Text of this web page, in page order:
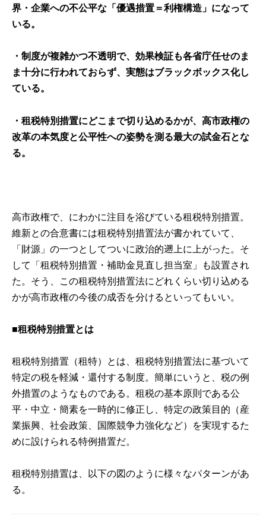
界・企業への不公平な「優遇措置＝利権構造」になって
いる。
・制度が複雑かつ不透明で、効果検証も各省庁任せのま
ま十分に行われておらず、実態はブラックボックス化し
ている。
・租税特別措置にどこまで切り込めるかが、高市政権の
改革の本気度と公平性への姿勢を測る最大の試金石とな
る。
高市政権で、にわかに注目を浴びている租税特別措置。
維新との合意書には租税特別措置法が書かれていて、
「財源」の一つとしてついに政治的遡上に上がった。そ
して「租税特別措置・補助金見直し担当室」も設置され
た。そう、この租税特別措置法にどれくらい切り込める
かが高市政権の今後の成否を分けるといってもいい。
■租税特別措置とは
租税特別措置（租特）とは、租税特別措置法に基づいて
特定の税を軽減・還付する制度。簡単にいうと、税の例
外措置のようなものである。租税の基本原則である公
平・中立・簡素を一時的に修正し、特定の政策目的（産
業振興、社会政策、国際競争力強化など）を実現するた
めに設けられる特例措置だ。
租税特別措置は、以下の図のように様々なパターンがあ
る。